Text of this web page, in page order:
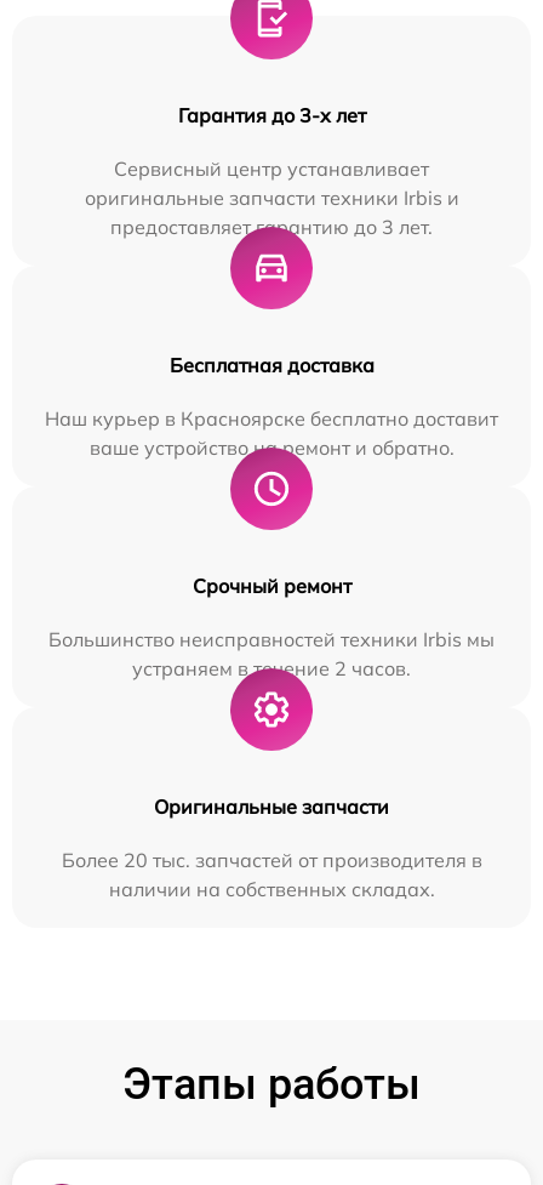
Гарантия до 3-х лет
Сервисный центр устанавливает
оригинальные запчасти техники Irbis и
предоставляет гарантию до 3 лет.
Бесплатная доставка
Наш курьер в Красноярске бесплатно доставит
ваше устройство на ремонт и обратно.
Срочный ремонт
Большинство неисправностей техники Irbis мы
устраняем в течение 2 часов.
Оригинальные запчасти
Более 20 тыс. запчастей от производителя в
наличии на собственных складах.
Этапы работы